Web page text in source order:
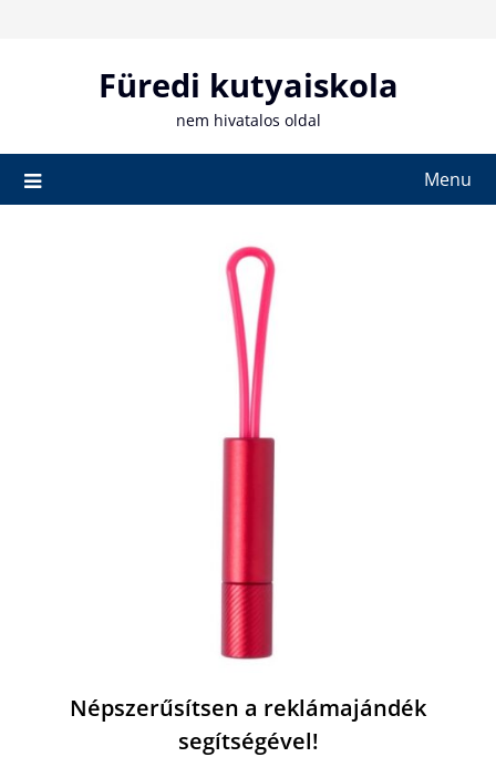
Füredi kutyaiskola
nem hivatalos oldal
Menu
Népszerűsítsen a reklámajándék
segítségével!